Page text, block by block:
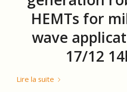
HEMTs for
wave
17/12
Lire la suite